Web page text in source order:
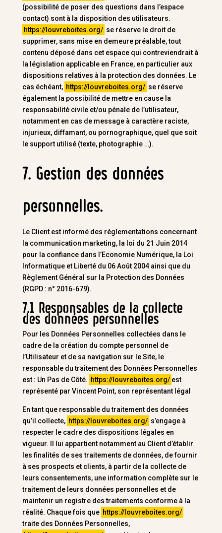
(possibilité de poser des questions dans l’espace
contact) sont à la disposition des utilisateurs.
https://louvreboites.org/ se réserve le droit de
supprimer, sans mise en demeure préalable, tout
contenu déposé dans cet espace qui contreviendrait à
la législation applicable en France, en particulier aux
dispositions relatives à la protection des données. Le
cas échéant, https://louvreboites.org/ se réserve
également la possibilité de mettre en cause la
responsabilité civile et/ou pénale de l’utilisateur,
notamment en cas de message à caractère raciste,
injurieux, diffamant, ou pornographique, quel que soit
le support utilisé (texte, photographie …).
7. Gestion des données
personnelles.
Le Client est informé des réglementations concernant
la communication marketing, la loi du 21 Juin 2014
pour la confiance dans l’Economie Numérique, la Loi
Informatique et Liberté du 06 Août 2004 ainsi que du
Règlement Général sur la Protection des Données
(RGPD : n° 2016-679).
7.1 Responsables de la collecte
des données personnelles
Pour les Données Personnelles collectées dans le
cadre de la création du compte personnel de
l’Utilisateur et de sa navigation sur le Site, le
responsable du traitement des Données Personnelles
est : Un Pas de Côté. https://louvreboites.org/ est
représenté par Vincent Point, son représentant légal
En tant que responsable du traitement des données
qu’il collecte, https://louvreboites.org/ s’engage à
respecter le cadre des dispositions légales en
vigueur. Il lui appartient notamment au Client d’établir
les finalités de ses traitements de données, de fournir
à ses prospects et clients, à partir de la collecte de
leurs consentements, une information complète sur le
traitement de leurs données personnelles et de
maintenir un registre des traitements conforme à la
réalité. Chaque fois que https://louvreboites.org/
traite des Données Personnelles,